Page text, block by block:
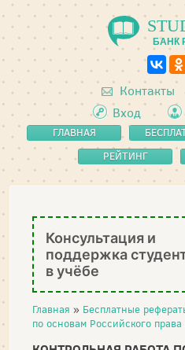
БАНК
Контакты
Вход
ГЛАВНАЯ
РЕЙТИНГ
Консультация и
поддержка
в учёбе
Главная » Бесплатные
по основам Российского права